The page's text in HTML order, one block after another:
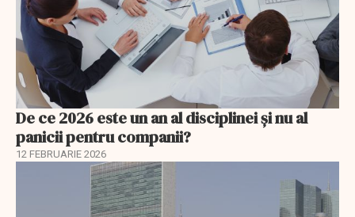
De ce 2026 este un an al disciplinei și nu al
panicii pentru companii?
12 FEBRUARIE 2026